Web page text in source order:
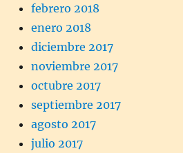
febrero 2018
enero 2018
diciembre 2017
noviembre 2017
octubre 2017
septiembre 2017
agosto 2017
julio 2017